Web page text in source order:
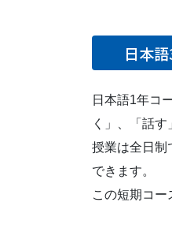
日本
日本語1年コ
く」、「話す
授業は全日制
できます。
この短期コー